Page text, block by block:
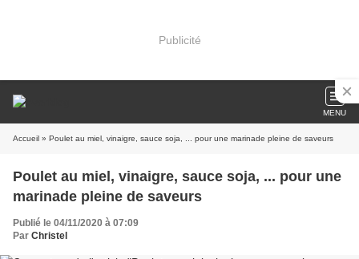
Publicité
MENU
Accueil » Poulet au miel, vinaigre, sauce soja, ... pour une marinade pleine de saveurs
Poulet au miel, vinaigre, sauce soja, ... pour une
marinade pleine de saveurs
Publié le 04/11/2020 à 07:09
Par Christel